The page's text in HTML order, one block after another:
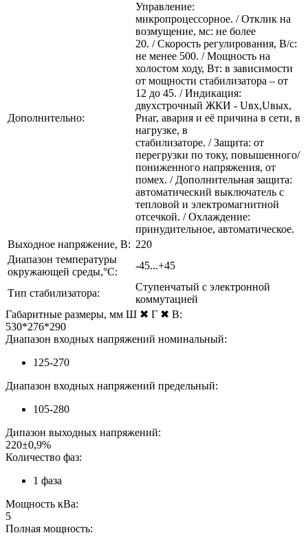
Дополнительно:
Управление:
микропроцессорное. / Отклик на
возмущение, мс: не более
20. / Скорость регулирования, В/с:
не менее 500. / Мощность на
холостом ходу, Вт: в зависимости
от мощности стабилизатора – от
12 до 45. / Индикация:
двухстрочный ЖКИ - Uвх,Uвых,
Рнаг, авария и её причина в сети, в
нагрузке, в
стабилизаторе. / Защита: от
перегрузки по току, повышенного/
пониженного напряжения, от
помех. / Дополнительная защита:
автоматический выключатель с
тепловой и электромагнитной
отсечкой. / Охлаждение:
принудительное, автоматическое.
Выходное напряжение, В: 220
Диапазон температуры
окружающей среды,°С:
-45...+45
Тип стабилизатора:
Ступенчатый с электронной
коммутацией
Габаритные размеры, мм Ш ✖ Г ✖ В:
530*276*290
Диапазон входных напряжений номинальный:
125-270
Диапазон входных напряжений предельный:
105-280
Дипазон выходных напряжений:
220±0,9%
Количество фаз:
1 фаза
Мощность кВа:
5
Полная мощность: